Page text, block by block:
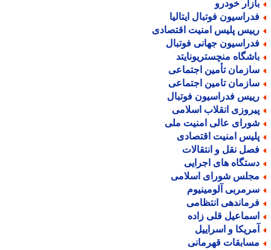
خودرو
فوتبال ایتالیا
پلیس امنیت اقتصادی
جهانی فوتبال
منچستریونایتد
تأمین اجتماعی
تامین اجتماعی
فدراسیون فوتبال
انقلاب اسلامی
عالی امنیت ملی
امنیت اقتصادی
نقل و انتقالات
های اجرایی
شورای اسلامی
آلومینیوم
انتظامی
قلی زاده
و اسراییل
قهرمانی